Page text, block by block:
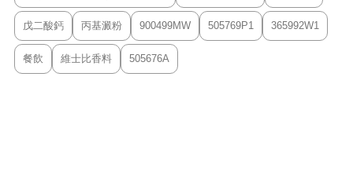
戊二酸鈣 丙基澱粉 900499MW 505769P1 365992W1
餐飲 維士比香料 505676A